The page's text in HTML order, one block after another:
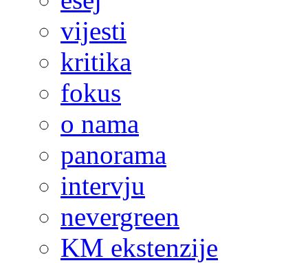
vijesti
kritika
fokus
o nama
panorama
intervju
nevergreen
KM ekstenzije